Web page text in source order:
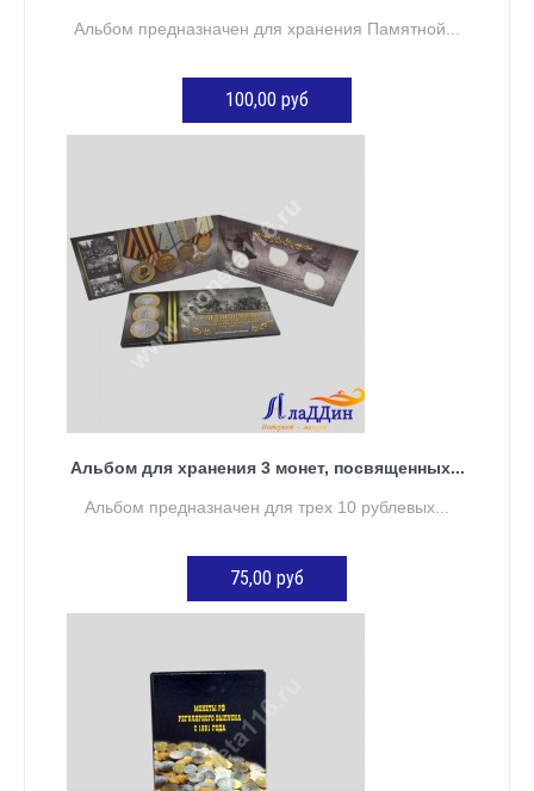
Альбом предназначен для хранения Памятной...
100,00 руб
Альбом для хранения 3 монет, посвященных...
Альбом предназначен для трех 10 рублевых...
75,00 руб